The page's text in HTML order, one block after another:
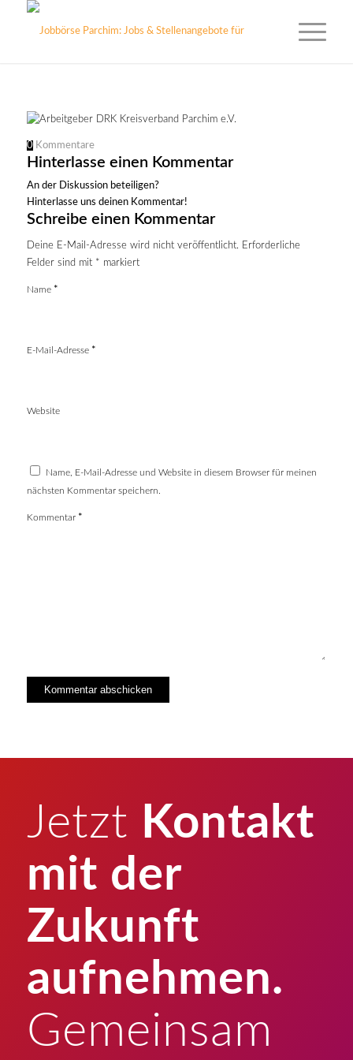
0 Kommentare
Hinterlasse einen Kommentar
An der Diskussion beteiligen?
Hinterlasse uns deinen Kommentar!
Schreibe einen Kommentar
Deine E-Mail-Adresse wird nicht veröffentlicht. Erforderliche
Felder sind mit * markiert
Name *
E-Mail-Adresse *
Website
Name, E-Mail-Adresse und Website in diesem Browser für meinen
nächsten Kommentar speichern.
Kommentar *
Jetzt Kontakt
mit der
Zukunft
aufnehmen.
Gemeinsam